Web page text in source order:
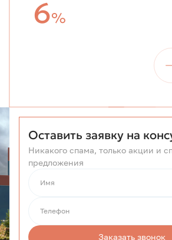
6%
Оставить заявку на
Никакого спама, только акции и
предложения
Имя
Телефон
Заказать звонок